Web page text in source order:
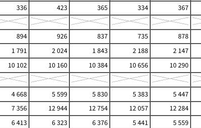
336 423 365 334
367
894 926 837 735
878
1 791 2 024 1 843 2 188
2 147
10 102 10 160 10 384 10 656
10 290
4 668 5 599 5 830 5 383
5 447
7 356 12 944 12 754 12 057
12 284
6 413 6 323 6 376 5 441
5 559